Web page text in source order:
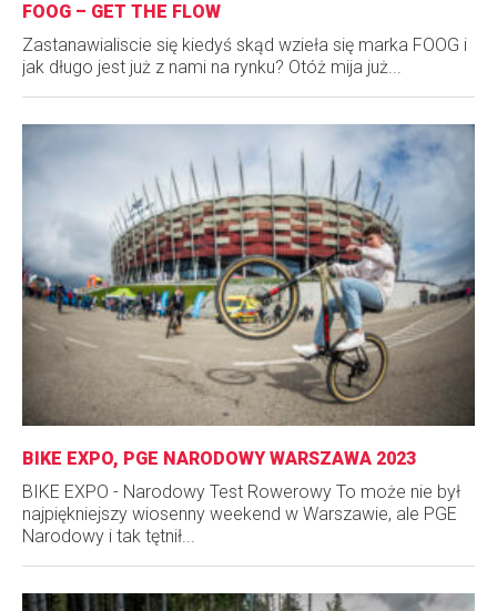
FOOG – GET THE FLOW
Zastanawialiscie się kiedyś skąd wzieła się marka FOOG i
jak długo jest już z nami na rynku? Otóż mija już...
BIKE EXPO, PGE NARODOWY WARSZAWA 2023
BIKE EXPO - Narodowy Test Rowerowy To może nie był
najpiękniejszy wiosenny weekend w Warszawie, ale PGE
Narodowy i tak tętnił...